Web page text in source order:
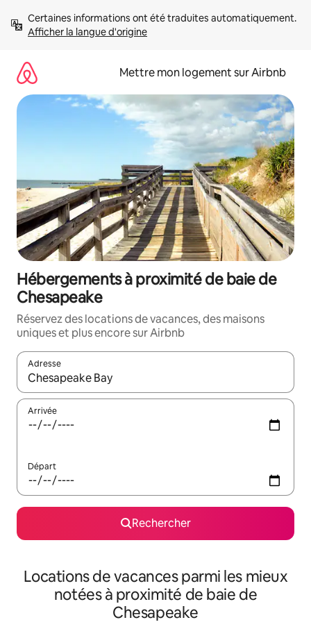
directement
Afficher la langue d'origine
Mettre mon logement sur Airbnb
Hébergements à proximité de baie de
Chesapeake
Réservez des locations de vacances, des maisons
uniques et plus encore sur Airbnb
Adresse
Lorsque les résultats s'affichent, utilisez les flèches vers le
Arrivée
Départ
Rechercher
Locations de vacances parmi les mieux
notées à proximité de baie de
Chesapeake